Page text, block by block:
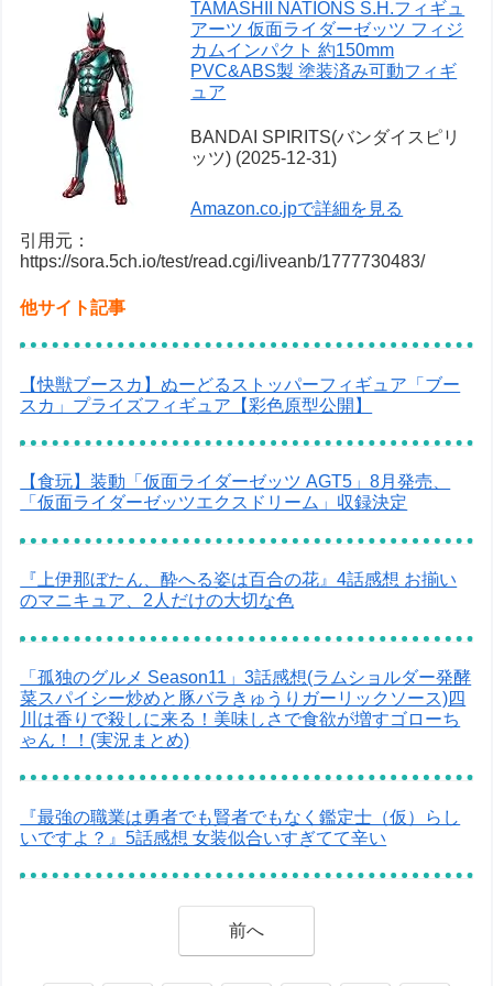
TAMASHII NATIONS S.H.フィギュ
アーツ 仮面ライダーゼッツ フィジ
カムインパクト 約150mm
PVC&ABS製 塗装済み可動フィギ
ュア
BANDAI SPIRITS(バンダイスピリ
ッツ) (2025-12-31)
Amazon.co.jpで詳細を見る
引用元：
https://sora.5ch.io/test/read.cgi/liveanb/1777730483/
他サイト記事
【快獣ブースカ】ぬーどるストッパーフィギュア「ブー
スカ」プライズフィギュア【彩色原型公開】
【食玩】装動「仮面ライダーゼッツ AGT5」8月発売、
「仮面ライダーゼッツエクスドリーム」収録決定
『上伊那ぼたん、酔へる姿は百合の花』4話感想 お揃い
のマニキュア、2人だけの大切な色
「孤独のグルメ Season11」3話感想(ラムショルダー発酵
菜スパイシー炒めと豚バラきゅうりガーリックソース)四
川は香りで殺しに来る！美味しさで食欲が増すゴローち
ゃん！！(実況まとめ)
『最強の職業は勇者でも賢者でもなく鑑定士（仮）らし
いですよ？』5話感想 女装似合いすぎてて辛い
前へ